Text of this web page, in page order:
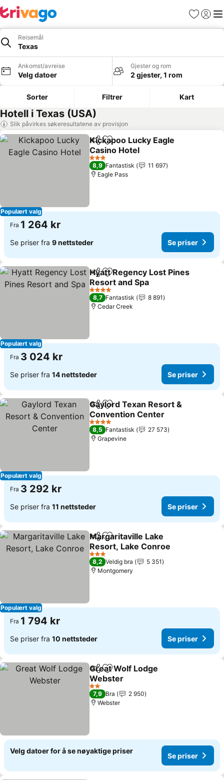
Favoritter
Logg
Reisemål
Texas
Ankomst/avreise
Velg datoer
Gjester og rom
2 gjester, 1 rom
Sorter Filtrer Kart
Hotell i Texas (USA)
Slik påvirkes søkeresultatene av provisjon
Populært valg
Del Legg til i favoritter
Kickapoo Lucky Eagle
Casino Hotel
Se priser
3 Stjerner
8,9 Fantastisk
11 697
Eagle Pass
Fra 1 264 kr
Se priser fra 9 nettsteder Se priser
Populært valg
Del Legg til i favoritter
Hyatt Regency Lost Pines
Resort and Spa
Se priser
4 Stjerner
8,7 Fantastisk
8 891
Cedar Creek
Fra 3 024 kr
Se priser fra 14 nettsteder Se priser
Populært valg
Del Legg til i favoritter
Gaylord Texan Resort &
Convention Center
Se priser
4 Stjerner
8,5 Fantastisk
27 573
Grapevine
Fra 3 292 kr
Se priser fra 11 nettsteder Se priser
Populært valg
Del Legg til i favoritter
Margaritaville Lake
Resort, Lake Conroe
Se priser
3 Stjerner
8,2 Veldig bra
5 351
Montgomery
Fra 1 794 kr
Se priser fra 10 nettsteder Se priser
Del Legg til i favoritter
Great Wolf Lodge
Webster
Se priser
2 Stjerner
7,9 Bra
2 950
Webster
Velg datoer for å se nøyaktige priser
Se priser